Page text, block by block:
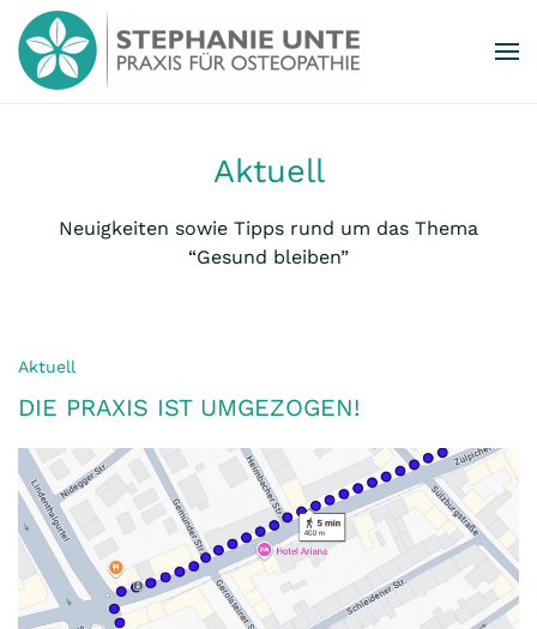
Zum Hauptinhalt springen
Aktuell
Neuigkeiten sowie Tipps rund um das Thema
“Gesund bleiben”
Aktuell
DIE PRAXIS IST UMGEZOGEN!